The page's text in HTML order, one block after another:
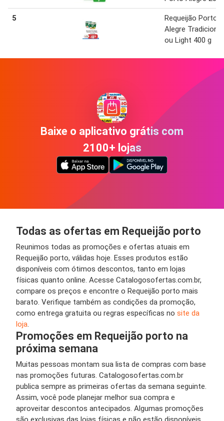
5
Requeijão Porto
Alegre Tradicional
ou Light 400 g
Baixe o aplicativo grátis com
2100+ lojas
Todas as ofertas em Requeijão porto
Reunimos todas as promoções e ofertas atuais em
Requeijão porto, válidas hoje. Esses produtos estão
disponíveis com ótimos descontos, tanto em lojas
físicas quanto online. Acesse Catalogosofertas.com.br,
compare os preços e encontre o Requeijão porto mais
barato. Verifique também as condições da promoção,
como entrega gratuita ou regras específicas no site da
loja
Promoções em Requeijão porto na
próxima semana
Muitas pessoas montam sua lista de compras com base
nas promoções futuras. Catalogosofertas.com.br
publica sempre as primeiras ofertas da semana seguinte.
Assim, você pode planejar melhor sua compra e
aproveitar descontos antecipados. Algumas promoções